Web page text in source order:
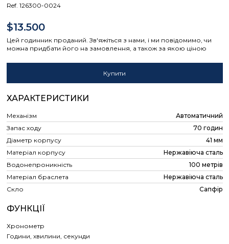
Ref. 126300-0024
$13.500
Цей годинник проданий. Зв'яжіться з нами, і ми повідомимо, чи
можна придбати його на замовлення, а також за якою ціною
Купити
ХАРАКТЕРИСТИКИ
Механізм
Автоматичний
Запас ходу
70 годин
Діаметр корпусу
41 мм
Матеріал корпусу
Нержавіюча сталь
Водонепроникність
100 метрів
Матеріал браслета
Нержавіюча сталь
Скло
Сапфір
ФУНКЦІЇ
Хронометр
Години, хвилини, секунди